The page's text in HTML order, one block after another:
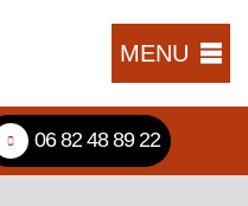
MENU
06 82 48 89 22